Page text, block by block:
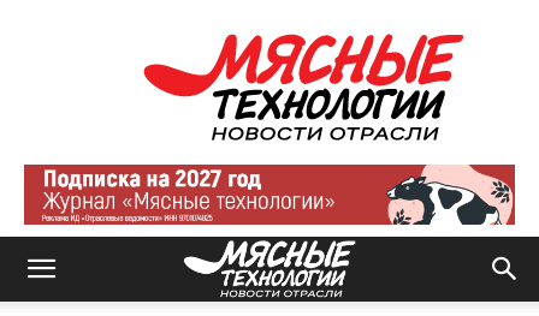
Мясные
технологии
|
Новости
отрасли